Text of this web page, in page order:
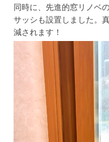
同時に、先進的窓リノベ
サッシも設置しました。
減されます！